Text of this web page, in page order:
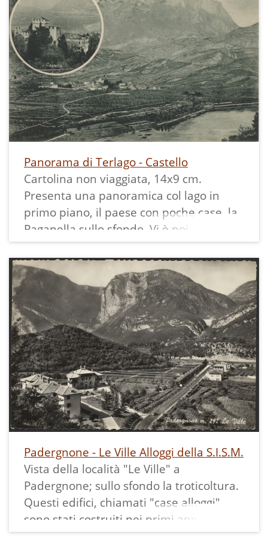
Panorama di Terlago - Castello
Cartolina non viaggiata, 14x9 cm.
Presenta una panoramica col lago in
primo piano, il paese con poche case, la
Paganella sullo sfondo. Vi è poi
sovrapposta in un cerchio la fotografia
del castello.
Padergnone - Le Ville Alloggi della S.I.S.M.
Vista della località "Le Ville" a
Padergnone; sullo sfondo la troticoltura.
Questi edifici, chiamati "case alloggi",
sono stati costruiti nei primi anni '50 per